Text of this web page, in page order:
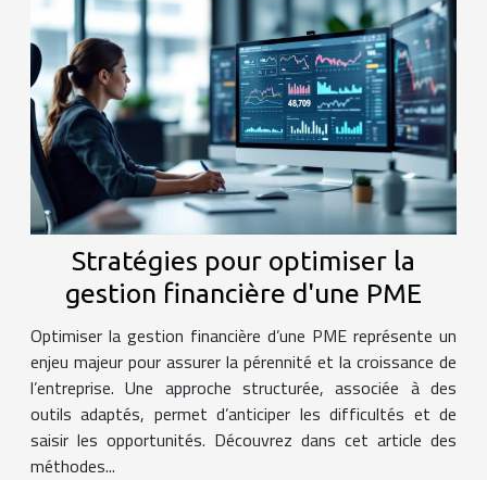
Stratégies pour optimiser la
gestion financière d'une PME
Optimiser la gestion financière d’une PME représente un
enjeu majeur pour assurer la pérennité et la croissance de
l’entreprise. Une approche structurée, associée à des
outils adaptés, permet d’anticiper les difficultés et de
saisir les opportunités. Découvrez dans cet article des
méthodes...